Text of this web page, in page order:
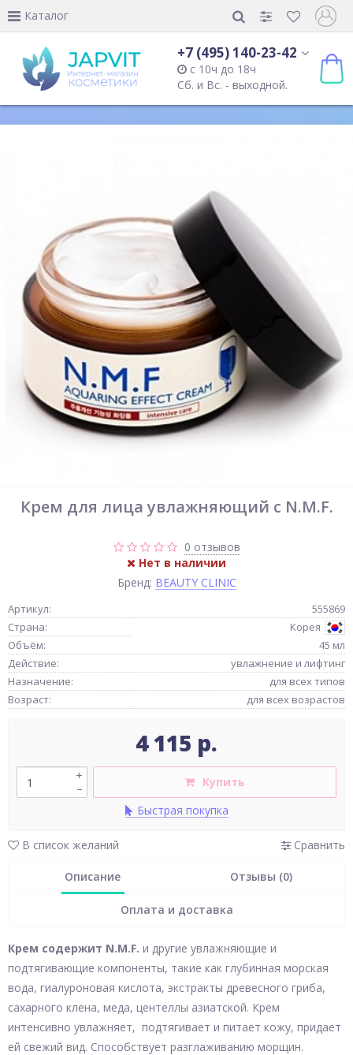
Каталог
+7 (495) 140-23-42
с 10ч до 18ч
Сб. и Вс. - выходной.
Крем для лица увлажняющий с N.M.F.
0 отзывов
Нет в наличии
Бренд: BEAUTY CLINIC
Артикул:
555869
Страна:
Корея
Объём:
45 мл
Действие:
увлажнение и лифтинг
Назначение:
для всех типов
Возраст:
для всех возрастов
4 115 р.
–
+
Купить
Быстрая покупка
В список желаний Сравнить
Описание Отзывы (0)
Оплата и доставка
Крем содержит N.M.F. и другие увлажняющие и
подтягивающие компоненты, такие как глубинная морская
вода, гиалуроновая кислота, экстракты древесного гриба,
сахарного клена, меда, центеллы азиатской. Крем
интенсивно увлажняет, подтягивает и питает кожу, придает
ей свежий вид. Способствует разглаживанию морщин.